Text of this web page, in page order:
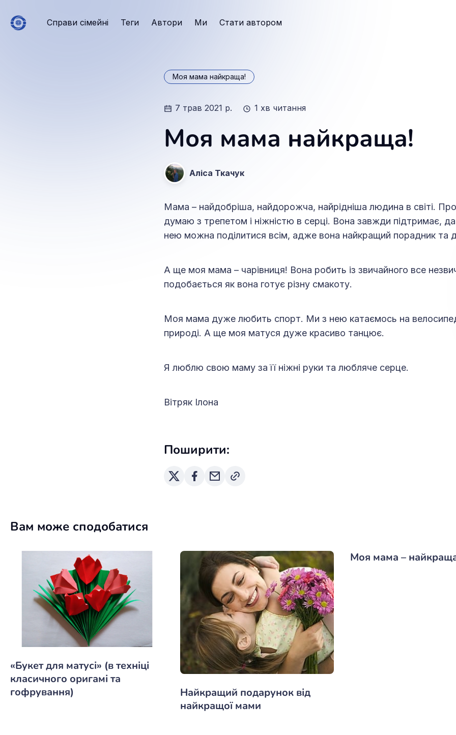
Справи сімейні Теги Автори Ми Стати автором
Моя мама найкраща!
7 трав 2021 р. 1 хв читання
Моя мама найкраща!
Аліса Ткачук
Мама – найдобріша, найдорожча, найрідніша людина в світі.
думаю з трепетом і ніжністю в серці. Вона завжди підтримає,
нею можна поділитися всім, адже вона найкращий порадник та
А ще моя мама – чарівниця! Вона робить із звичайного все
подобається як вона готує різну смакоту.
Моя мама дуже любить спорт. Ми з нею катаємось на
природі. А ще моя матуся дуже красиво танцює.
Я люблю свою маму за її ніжні руки та любляче серце.
Вітряк Ілона
Поширити:
Вам може сподобатися
«Букет для матусі» (в техніці
класичного оригамі та
гофрування)
Найкращий подарунок від
найкращої мами
Моя мама –